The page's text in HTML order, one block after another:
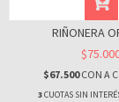
RIÑONERA
$67.500CON A
3CUOTAS SIN